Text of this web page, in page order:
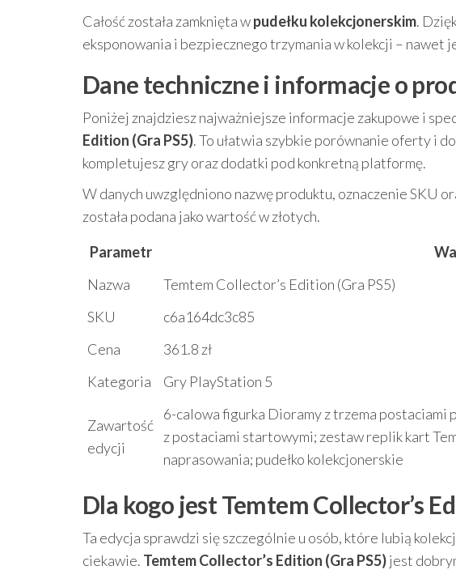
Całość została zamknięta wpudełku kolekcjonerskim.
eksponowania i bezpiecznego trzymania w kolekcji – nawet
Dane techniczne i informacje o
Poniżej znajdziesz najważniejsze informacje zakupowe i
Edition (Gra PS5). To ułatwia szybkie porównanie oferty i
kompletujesz gry oraz dodatki pod konkretną platformę.
W danych uwzględniono nazwę produktu, oznaczenie SKU
została podana jako wartość w złotych.
Parametr
Nazwa
Temtem Collector’s Edition (Gra PS5)
SKU
c6a164dc3c85
Cena
361.8 zł
Kategoria
Gry PlayStation 5
Zawartość
edycji
6-calowa figurka Dioramy z trzema
z postaciami startowymi; zestaw replik kart
naprasowania; pudełko kolekcjonerskie
Dla kogo jest Temtem Collector’s
Ta edycja sprawdzi się szczególnie u osób, które lubią
ciekawie. Temtem Collector’s Edition (Gra PS5)jest